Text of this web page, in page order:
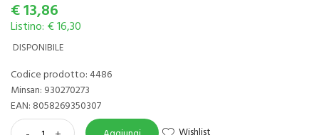
€13,86
Listino: € 16,30
DISPONIBILE
Codice prodotto: 4486
Minsan: 930270273
EAN: 8058269350307
Wishlist